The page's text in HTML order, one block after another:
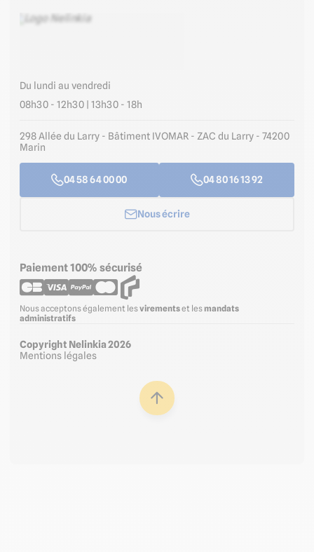
Du lundi au vendredi
08h30 - 12h30 | 13h30 - 18h
298 Allée du Larry - Bâtiment IVOMAR - ZAC du Larry - 74200
Marin
04 58 64 00 00 04 80 16 13 92
Nous écrire
Paiement 100% sécurisé
Nous acceptons également lesvirementset les mandats
administratifs
Copyright Nelinkia 2026
Mentions légales